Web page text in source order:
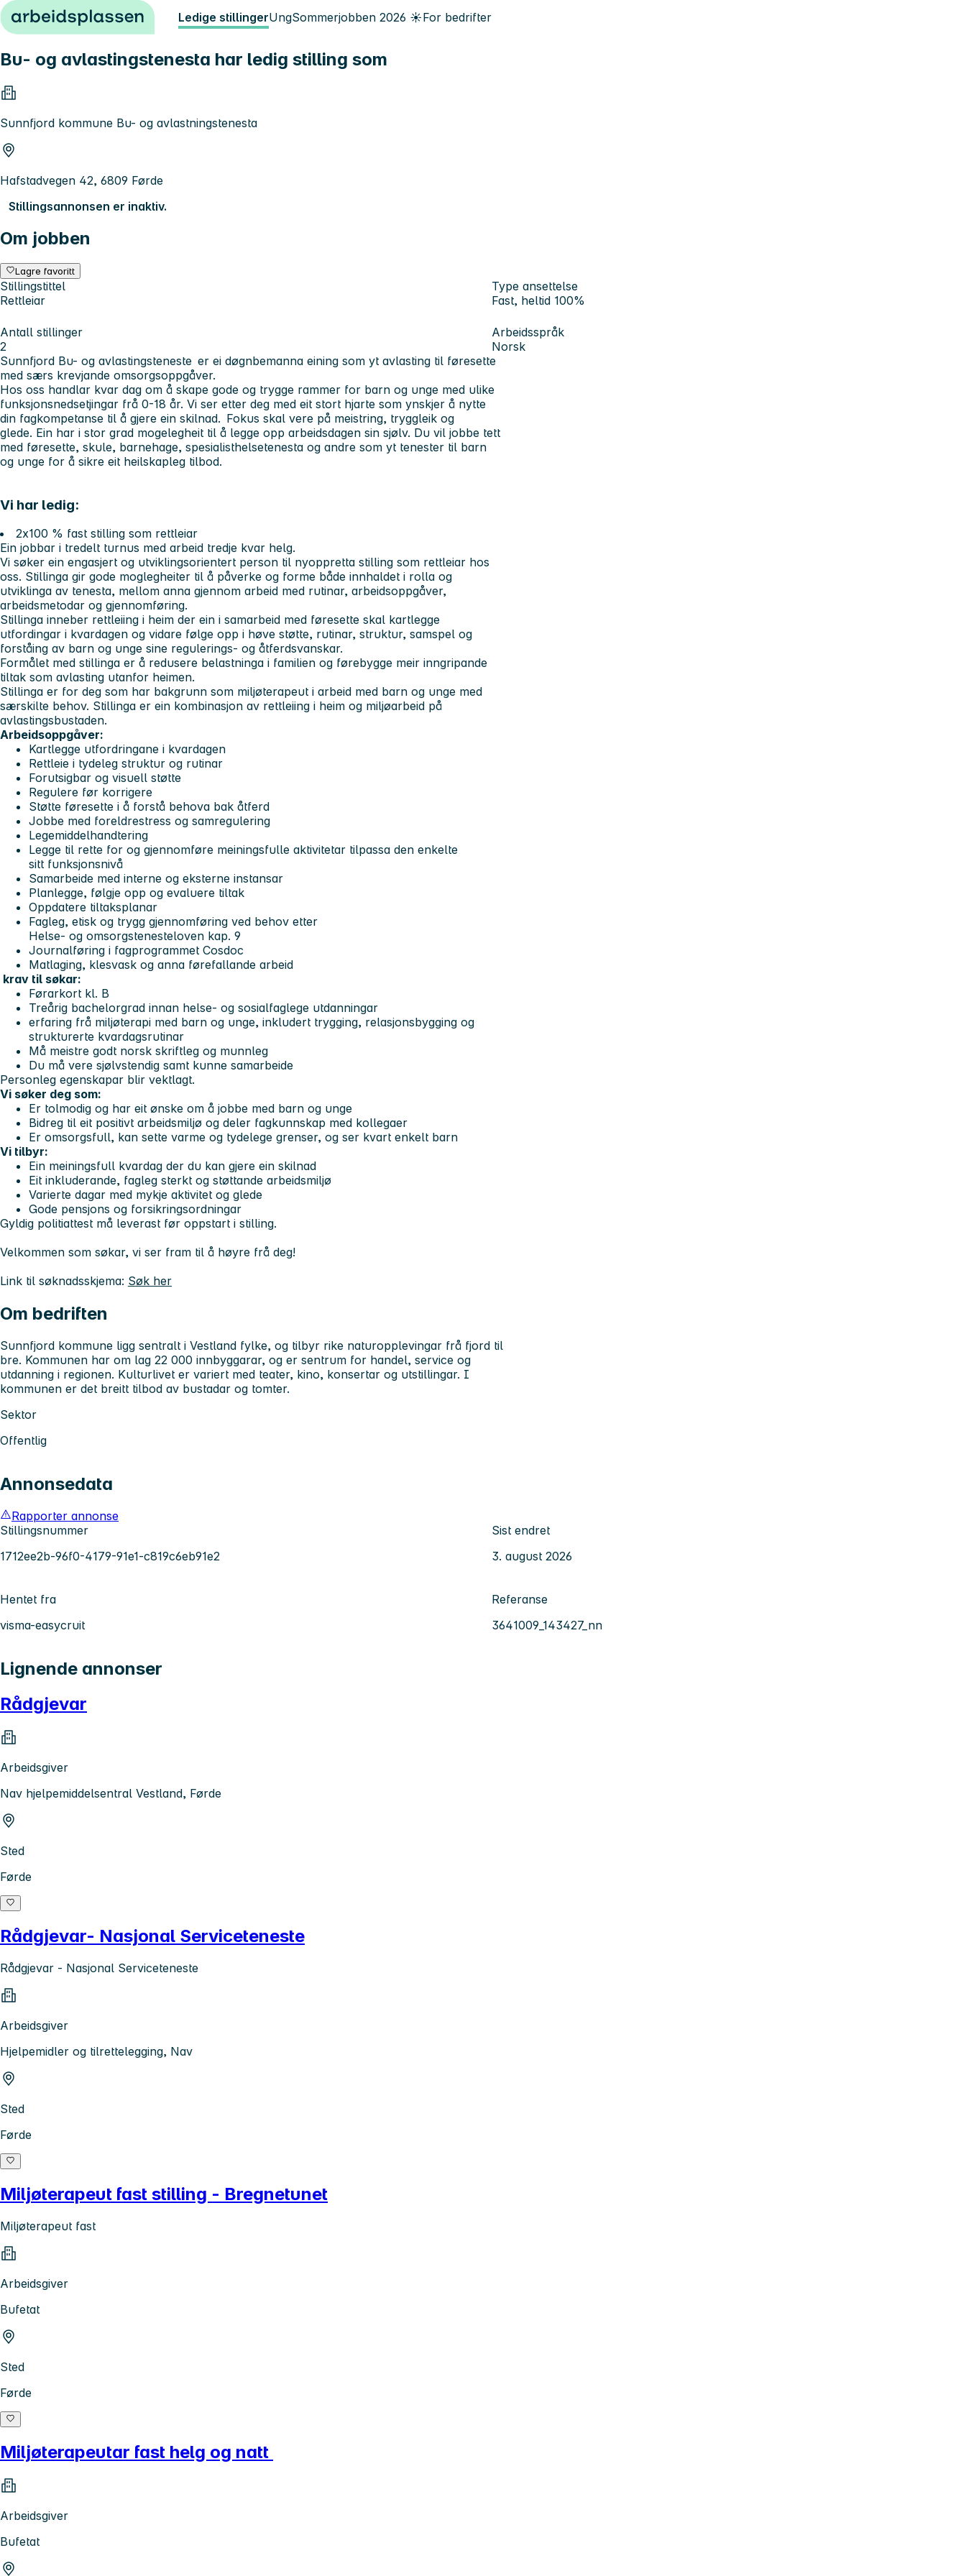
Hopp til innhold Ledige stillingerUngSommerjobben 2026 ☀️For bedrifter
Bu- og avlastingstenesta har ledig stilling som
Sunnfjord kommune Bu- og avlastningstenesta
Hafstadvegen 42, 6809 Førde
Stillingsannonsen er inaktiv.
Om jobben
Lagre favoritt
Stillingstittel
Rettleiar
Type ansettelse
Fast, heltid 100%
Antall stillinger
2
Arbeidsspråk
Norsk
Sunnfjord Bu- og avlastingsteneste er ei døgnbemanna eining som yt avlasting til føresette
med særs krevjande omsorgsoppgåver.
Hos oss handlar kvar dag om å skape gode og trygge rammer for barn og unge med ulike
funksjonsnedsetjingar frå 0-18 år. Vi ser etter deg med eit stort hjarte som ynskjer å nytte
din fagkompetanse til å gjere ein skilnad. Fokus skal vere på meistring, tryggleik og
glede. Ein har i stor grad mogelegheit til å legge opp arbeidsdagen sin sjølv. Du vil jobbe tett
med føresette, skule, barnehage, spesialisthelsetenesta og andre som yt tenester til barn
og unge for å sikre eit heilskapleg tilbod.
Vi har ledig:
2x100 % fast stilling som rettleiar
Ein jobbar i tredelt turnus med arbeid tredje kvar helg.
Vi søker ein engasjert og utviklingsorientert person til nyoppretta stilling som rettleiar hos
oss. Stillinga gir gode moglegheiter til å påverke og forme både innhaldet i rolla og
utviklinga av tenesta, mellom anna gjennom arbeid med rutinar, arbeidsoppgåver,
arbeidsmetodar og gjennomføring.
Stillinga inneber rettleiing i heim der ein i samarbeid med føresette skal kartlegge
utfordingar i kvardagen og vidare følge opp i høve støtte, rutinar, struktur, samspel og
forståing av barn og unge sine regulerings- og åtferdsvanskar.
Formålet med stillinga er å redusere belastninga i familien og førebygge meir inngripande
tiltak som avlasting utanfor heimen.
Stillinga er for deg som har bakgrunn som miljøterapeut i arbeid med barn og unge med
særskilte behov. Stillinga er ein kombinasjon av rettleiing i heim og miljøarbeid på
avlastingsbustaden.
Arbeidsoppgåver:
Kartlegge utfordringane i kvardagen
Rettleie i tydeleg struktur og rutinar
Forutsigbar og visuell støtte
Regulere før korrigere
Støtte føresette i å forstå behova bak åtferd
Jobbe med foreldrestress og samregulering
Legemiddelhandtering
Legge til rette for og gjennomføre meiningsfulle aktivitetar tilpassa den enkelte
sitt funksjonsnivå
Samarbeide med interne og eksterne instansar
Planlegge, følgje opp og evaluere tiltak
Oppdatere tiltaksplanar
Fagleg, etisk og trygg gjennomføring ved behov etter
Helse- og omsorgstenesteloven kap. 9
Journalføring i fagprogrammet Cosdoc
Matlaging, klesvask og anna førefallande arbeid
krav til søkar:
Førarkort kl. B
Treårig bachelorgrad innan helse- og sosialfaglege utdanningar
erfaring frå miljøterapi med barn og unge, inkludert trygging, relasjonsbygging og
strukturerte kvardagsrutinar
Må meistre godt norsk skriftleg og munnleg
Du må vere sjølvstendig samt kunne samarbeide
Personleg egenskapar blir vektlagt.
Vi søker deg som:
Er tolmodig og har eit ønske om å jobbe med barn og unge
Bidreg til eit positivt arbeidsmiljø og deler fagkunnskap med kollegaer
Er omsorgsfull, kan sette varme og tydelege grenser, og ser kvart enkelt barn
Vi tilbyr:
Ein meiningsfull kvardag der du kan gjere ein skilnad
Eit inkluderande, fagleg sterkt og støttande arbeidsmiljø
Varierte dagar med mykje aktivitet og glede
Gode pensjons og forsikringsordningar
Gyldig politiattest må leverast før oppstart i stilling.
Velkommen som søkar, vi ser fram til å høyre frå deg!
Link til søknadsskjema: Søk her
Om bedriften
Sunnfjord kommune ligg sentralt i Vestland fylke, og tilbyr rike naturopplevingar frå fjord til
bre. Kommunen har om lag 22 000 innbyggarar, og er sentrum for handel, service og
utdanning i regionen. Kulturlivet er variert med teater, kino, konsertar og utstillingar. I
kommunen er det breitt tilbod av bustadar og tomter.
Sektor
Offentlig
Annonsedata
Rapporter annonse
Stillingsnummer
1712ee2b-96f0-4179-91e1-c819c6eb91e2
Sist endret
3. august 2026
Hentet fra
visma-easycruit
Referanse
3641009_143427_nn
Lignende annonser
Rådgjevar
Arbeidsgiver
Nav hjelpemiddelsentral Vestland, Førde
Sted
Førde
Rådgjevar- Nasjonal Serviceteneste
Rådgjevar - Nasjonal Serviceteneste
Arbeidsgiver
Hjelpemidler og tilrettelegging, Nav
Sted
Førde
Miljøterapeut fast stilling - Bregnetunet
Miljøterapeut fast
Arbeidsgiver
Bufetat
Sted
Førde
Miljøterapeutar fast helg og natt
Arbeidsgiver
Bufetat